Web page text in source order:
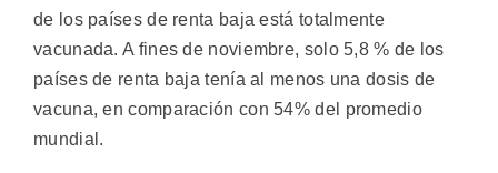
de los países de renta baja está totalmente
vacunada. A fines de noviembre, solo 5,8 % de los
países de renta baja tenía al menos una dosis de
vacuna, en comparación con 54% del promedio
mundial.